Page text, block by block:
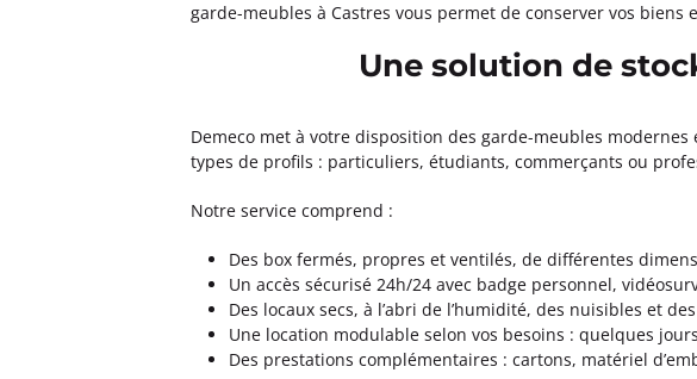
garde-meubles à Castres vous permet de conserver vos
Une solution de
Demeco met à votre disposition des garde-meubles
types de profils : particuliers, étudiants, commerçants ou
Notre service comprend :
Des box fermés, propres et ventilés, de différentes
Un accès sécurisé 24h/24 avec badge personnel,
Des locaux secs, à l’abri de l’humidité, des nuisibles et
Une location modulable selon vos besoins : quelques
Des prestations complémentaires : cartons, matériel